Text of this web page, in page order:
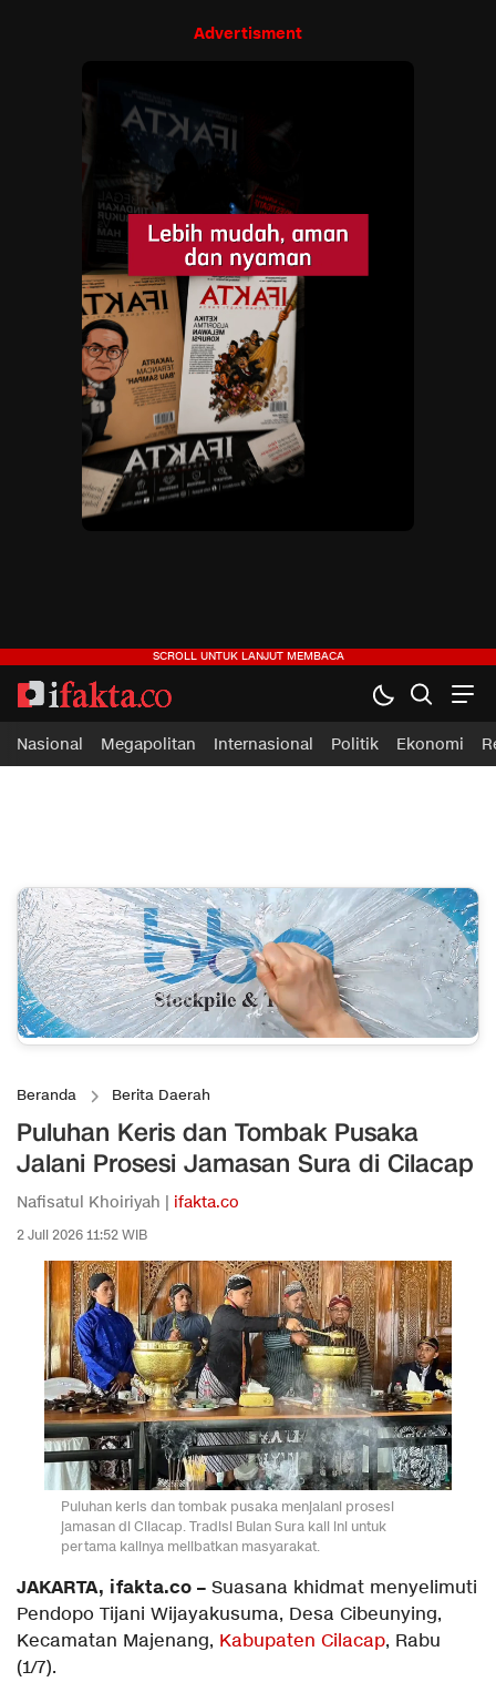
Advertisment
Nasional Megapolitan Internasional Politik Ekonomi
Beranda Berita Daerah
Puluhan Keris dan Tombak Pusaka
Jalani Prosesi Jamasan Sura di Cilacap
Nafisatul Khoiriyah | ifakta.co
2 Juli 2026 11:52 WIB
Puluhan keris dan tombak pusaka menjalani prosesi
jamasan di Cilacap. Tradisi Bulan Sura kali ini untuk
pertama kalinya melibatkan masyarakat.
JAKARTA, ifakta.co – Suasana khidmat menyelimuti
Pendopo Tijani Wijayakusuma, Desa Cibeunying,
Kecamatan Majenang, Kabupaten Cilacap, Rabu
(1/7).